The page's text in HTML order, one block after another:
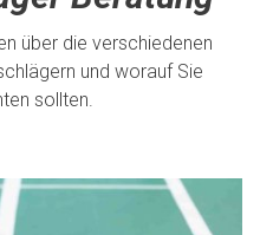
über die verschiedenen
und worauf Sie
sollten.